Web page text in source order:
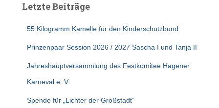
Letzte Beiträge
55 Kilogramm Kamelle für den Kinderschutzbund
Prinzenpaar Session 2026 / 2027 Sascha I und Tanja II
Jahreshauptversammlung des Festkomitee Hagener
Karneval e. V.
Spende für „Lichter der Großstadt“